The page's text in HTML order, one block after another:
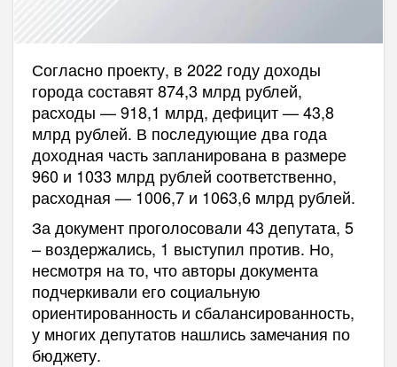
Согласно проекту, в 2022 году доходы
города составят 874,3 млрд рублей,
расходы — 918,1 млрд, дефицит — 43,8
млрд рублей. В последующие два года
доходная часть запланирована в размере
960 и 1033 млрд рублей соответственно,
расходная — 1006,7 и 1063,6 млрд рублей.
За документ проголосовали 43 депутата, 5
– воздержались, 1 выступил против. Но,
несмотря на то, что авторы документа
подчеркивали его социальную
ориентированность и сбалансированность,
у многих депутатов нашлись замечания по
бюджету.